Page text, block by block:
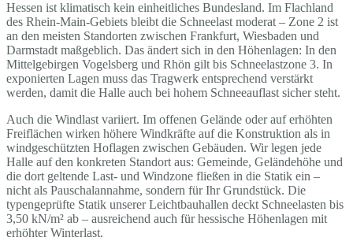
Hessen ist klimatisch kein einheitliches Bundesland. Im Flachland
des Rhein-Main-Gebiets bleibt die Schneelast moderat – Zone 2 ist
an den meisten Standorten zwischen Frankfurt, Wiesbaden und
Darmstadt maßgeblich. Das ändert sich in den Höhenlagen: In den
Mittelgebirgen Vogelsberg und Rhön gilt bis Schneelastzone 3. In
exponierten Lagen muss das Tragwerk entsprechend verstärkt
werden, damit die Halle auch bei hohem Schneeauflast sicher steht.
Auch die Windlast variiert. Im offenen Gelände oder auf erhöhten
Freiflächen wirken höhere Windkräfte auf die Konstruktion als in
windgeschützten Hoflagen zwischen Gebäuden. Wir legen jede
Halle auf den konkreten Standort aus: Gemeinde, Geländehöhe und
die dort geltende Last- und Windzone fließen in die Statik ein –
nicht als Pauschalannahme, sondern für Ihr Grundstück. Die
typengeprüfte Statik unserer Leichtbauhallen deckt Schneelasten bis
3,50 kN/m² ab – ausreichend auch für hessische Höhenlagen mit
erhöhter Winterlast.